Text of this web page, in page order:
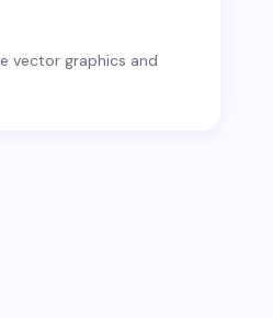
vector graphics and